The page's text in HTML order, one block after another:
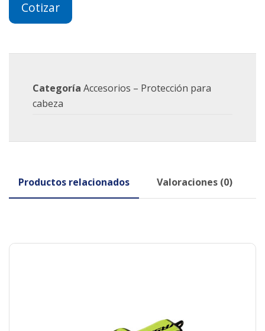
Cotizar
Categoría Accesorios – Protección para
cabeza
Productos relacionados Valoraciones (0)